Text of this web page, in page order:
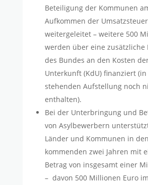
Beteiligung der Kommunen
Aufkommen der Umsatzsteuer
weitergeleitet – weitere 500
werden über eine zusätzliche
des Bundes an den Kosten
Unterkunft (KdU) finanziert
stehenden Aufstellung noch
enthalten).
Bei der Unterbringung und
von Asylbewerbern
Länder und Kommunen in den
kommenden zwei Jahren mit
Betrag von insgesamt einer
– davon 500 Millionen Euro